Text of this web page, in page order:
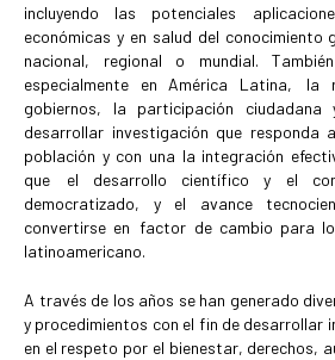
incluyendo las potenciales
económicas y en salud del conocimiento
nacional, regional o mundial.
especialmente en América Latina, la
gobiernos, la participación
desarrollar investigación que responda
población y con una la integración
que el desarrollo científico y el
democratizado, y el avance
convertirse en factor de cambio para
latinoamericano.
A través de los años se han generado
y procedimientos con el fin de desarrollar
en el respeto por el bienestar, derechos,